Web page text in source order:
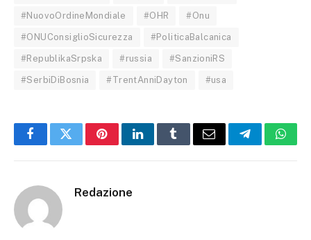
#NuovoOrdineMondiale #OHR #Onu
#ONUConsiglioSicurezza #PoliticaBalcanica
#RepublikaSrpska #russia #SanzioniRS
#SerbiDiBosnia #TrentAnniDayton #usa
FacebookTwitterPinterestLinkedInTumblrEmail Telegram
Redazione